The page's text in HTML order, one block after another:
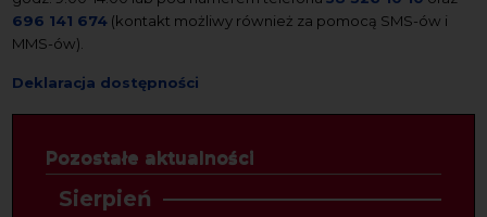
696 141 674 (kontakt możliwy również za pomocą SMS-ów i
MMS-ów).
Deklaracja dostępności
Pozostałe aktualności
Sierpień